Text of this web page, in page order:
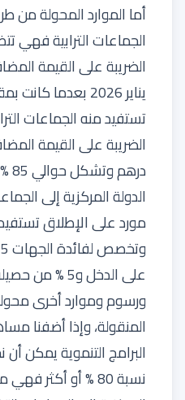
أما الموارد المحولة من
الجماعات الترابية فهي
تستفيد منه الجماعات
الدولة المركزية إلى
مورد على الإطلاق
على الدخل و5
ورسوم وموارد أخرى
المنقولة، وإذا أضفنا
البرامج التنموية يمكن
نسبة 80 % أو أكثر